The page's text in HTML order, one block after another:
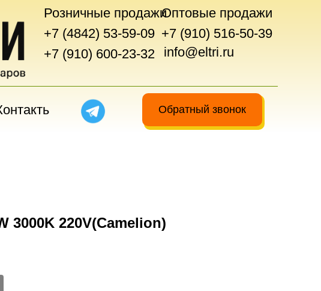
Розничные продажи
+7 (4842) 53-59-09
+7 (910) 600-23-32
Оптовые продажи
+7 (910) 516-50-39
Обратный звонок
info@eltri.ru
3000K 220V(Camelion)